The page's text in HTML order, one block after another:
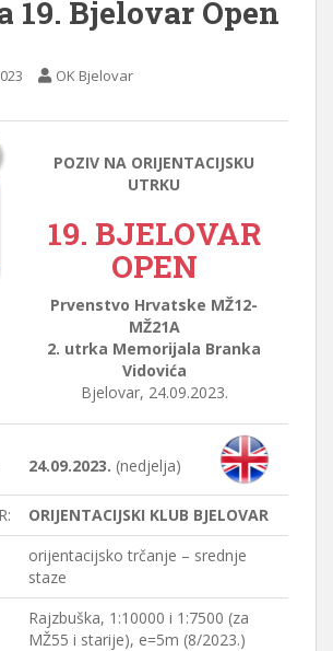
19. Bjelovar Open
OK Bjelovar
POZIV NA ORIJENTACIJSKU
UTRKU
19. BJELOVAR
OPEN
Prvenstvo Hrvatske MŽ12-
MŽ21A
2. utrka Memorijala Branka
Vidovića
Bjelovar, 24.09.2023.
24.09.2023. (nedjelja)
ORIJENTACIJSKI KLUB BJELOVAR
orijentacijsko trčanje – srednje
staze
Rajzbuška, 1:10000 i 1:7500 (za
MŽ55 i starije), e=5m (8/2023.)